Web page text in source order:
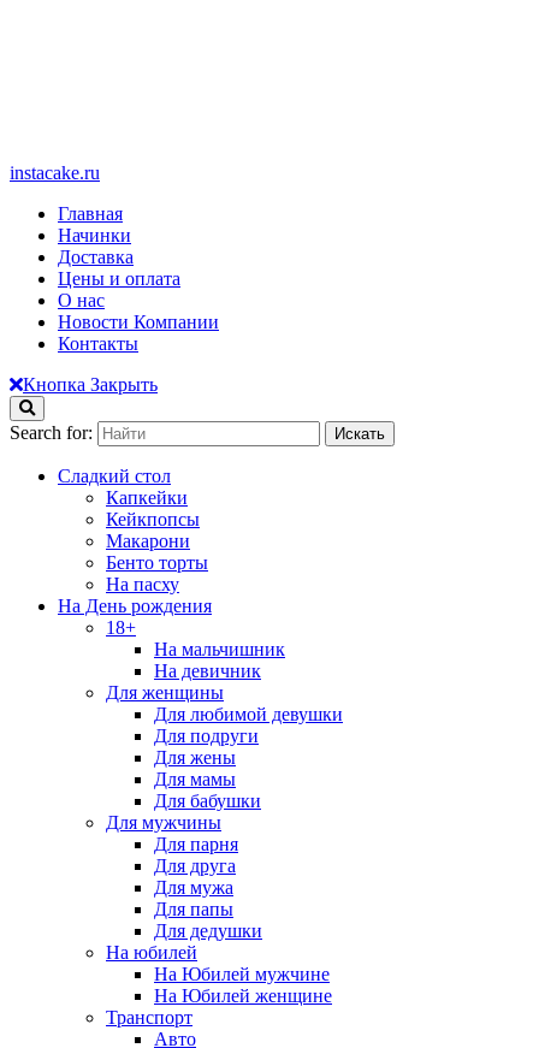
instacake.ru
Главная
Начинки
Доставка
Цены и оплата
О нас
Новости Компании
Контакты
Кнопка Закрыть
Search for:
Сладкий стол
Капкейки
Кейкпопсы
Макарони
Бенто торты
На пасху
На День рождения
18+
На мальчишник
На девичник
Для женщины
Для любимой девушки
Для подруги
Для жены
Для мамы
Для бабушки
Для мужчины
Для парня
Для друга
Для мужа
Для папы
Для дедушки
На юбилей
На Юбилей мужчине
На Юбилей женщине
Транспорт
Авто